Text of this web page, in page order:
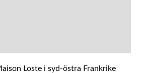
Loste i syd-östra Frankrike